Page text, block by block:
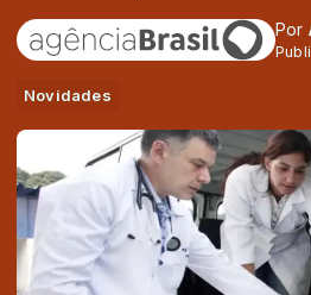
Por
Novidades